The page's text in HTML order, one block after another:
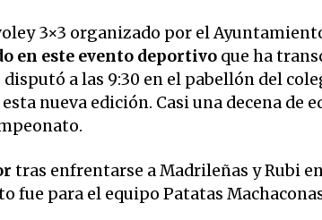
3×3 organizado por el
en este evento deportivo que ha
a las 9:30 en el pabellón del
nueva edición. Casi una decena de
tras enfrentarse a Madrileñas y Rubi
fue para el equipo Patatas